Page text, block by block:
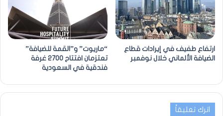
ارتفاع طفيف في إيرادات قطاع
الضيافة الألماني خلال نوفمبر
“ماريوت” و”القمة للضيافة”
تعتزمان افتتاح 2700 غرفة
فندقية في السعودية
اترك تعليقاً